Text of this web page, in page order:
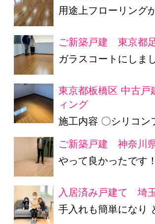
用途上フローリング
ご新築戸建 東京都
ガラスコートにしま
東京都板橋区 中古戸
ィング
施工内容 〇シリコン
ご新築戸建 神奈川
やって良かったです
入居済み戸建て 埼
手入れも簡単になり